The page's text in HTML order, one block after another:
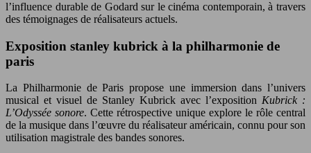
l’influence durable de Godard sur le cinéma contemporain, à travers
des témoignages de réalisateurs actuels.
Exposition stanley kubrick à la philharmonie de
paris
La Philharmonie de Paris propose une immersion dans l’univers
musical et visuel de Stanley Kubrick avec l’exposition Kubrick :
L’Odyssée sonore. Cette rétrospective unique explore le rôle central
de la musique dans l’œuvre du réalisateur américain, connu pour son
utilisation magistrale des bandes sonores.